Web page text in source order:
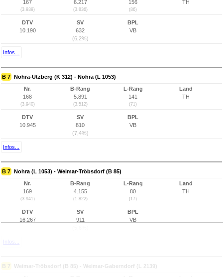
167
(3.939)
6.217
(3.836)
156
(86)
TH
DTV
10.190
SV
632
(6,2%)
BPL
VB
Infos...
B 7 Nohra-Utzberg (K 312) - Nohra (L 1053)
Nr.
168
(3.940)
B-Rang
5.891
(3.512)
L-Rang
141
(71)
Land
TH
DTV
10.945
SV
810
(7,4%)
BPL
VB
Infos...
B 7 Nohra (L 1053) - Weimar-Tröbsdorf (B 85)
Nr.
169
(3.941)
B-Rang
4.155
(1.822)
L-Rang
80
(17)
Land
TH
DTV
16.267
SV
911
BPL
VB
Infos...
B 7 Weimar-Tröbsdorf (B 85) - Weimar-Gaberndorf (L 2139)